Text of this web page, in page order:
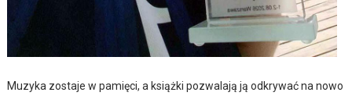
Muzyka zostaje w pamięci, a książki pozwalają ją odkrywać na nowo